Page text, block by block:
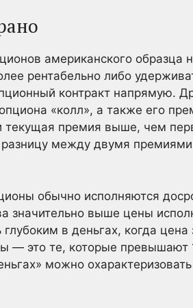
американского образца
рентабельно либо
контракт напрямую.
«колл», а также его
текущая премия выше, чем
между двумя
обычно исполняются
значительно выше цены
в деньгах, когда
— это те, которые превышают
можно